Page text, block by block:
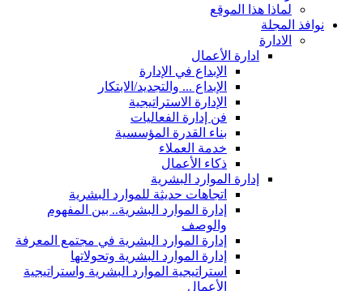
لماذا هذا الموقع
نوافذ المجلة
الادارة
ادارة الأعمال
الإبداع في الإدارة
الإبداع ... والتجديد/الابتكار
الإدارة الاستراتيجية
فن إدارة الفعاليات
بناء القدرة المؤسسية
خدمة العملاء
ذكاء الأعمال
إدارة الموارد البشرية
اتجاهات حديثة للموارد البشرية
إدارة الموارد البشرية.. بين المفهوم
والوصف
إدارة الموارد البشرية في مجتمع المعرفة
إدارة الموارد البشرية وتحولاتها
استراتيجية الموارد البشرية واستراتيجية
الأعمال